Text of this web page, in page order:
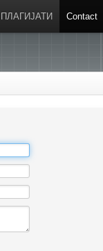
ПЛАГИЈАТИ Contact